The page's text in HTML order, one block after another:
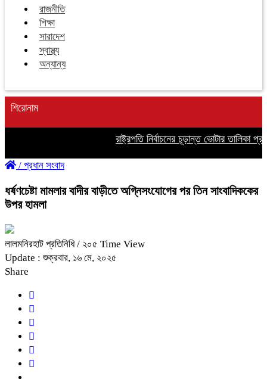
রাজনীতি
শিক্ষা
সারাদেশ
স্বাস্থ্য
অন্যান্য
শিরোনাম
রাষ্ট্রপতি নির্বাচনের চূড়ান্ত ভোটার তালিকা
/ প্রধান সংবাদ
ধর্ষণচেষ্টা মামলার বাদীর বাড়ীতে অগ্নিসংযোগের পর তিন সাংবাদিককের
উপর হামলা
লালমনিরহাট প্রতিনিধি/ ২০৫ Time View
Update : শুক্রবার, ১৬ মে, ২০২৫
Share